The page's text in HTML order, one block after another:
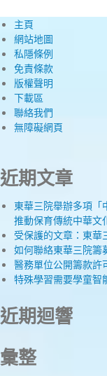
主頁
網站地圖
私隱條例
免責條款
版權聲明
下載區
聯絡我們
無障礙網頁
近期文章
東華三院舉辦多項「
推動保育傳統中華文
受保護的文章：東華
如何聯絡東華三院籌
醫務單位公開籌款
特殊學習需要學童智
近期迴響
彙整